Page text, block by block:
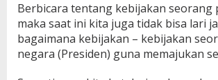
Berbicara tentang kebijakan seorang
maka saat ini kita juga tidak bisa lari
bagaimana kebijakan – kebijakan
negara (Presiden) guna memajukan